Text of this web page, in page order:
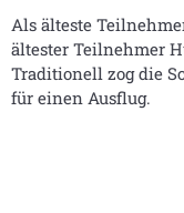
Als älteste
ältester Teilnehmer
Traditionell zog die
für einen Ausflug.